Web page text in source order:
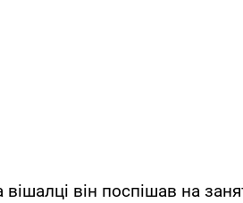
він поспішав на